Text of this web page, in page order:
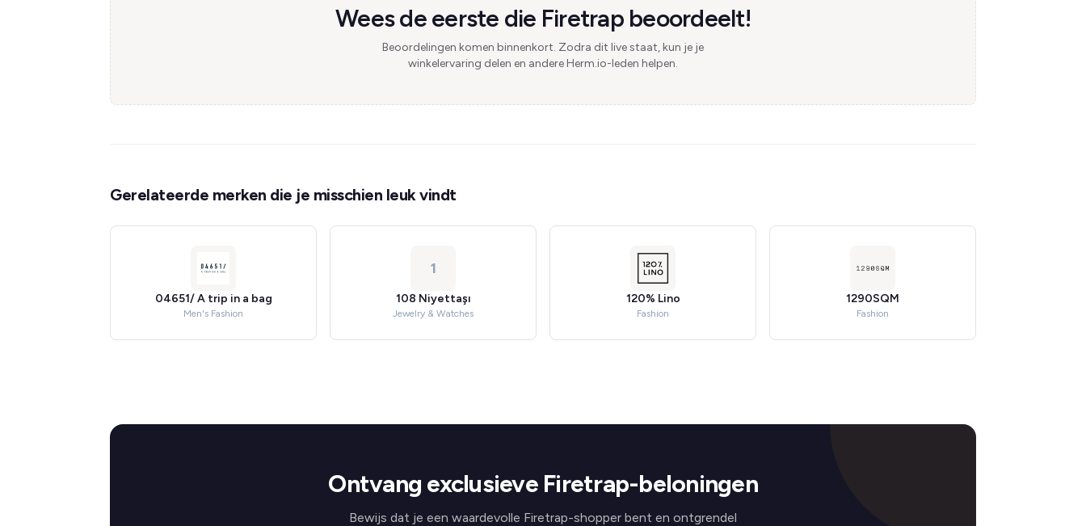
Wees de eerste die Firetrap beoordeelt!
Beoordelingen komen binnenkort. Zodra dit live staat, kun je je
winkelervaring delen en andere Herm.io-leden helpen.
Gerelateerde merken die je misschien leuk vindt
04651/ A trip in a bag
Men's Fashion
1
108 Niyettaşı
Jewelry & Watches
120% Lino
Fashion
1290SQM
Fashion
Ontvang exclusieve Firetrap-beloningen
Bewijs dat je een waardevolle Firetrap-shopper bent en ontgrendel